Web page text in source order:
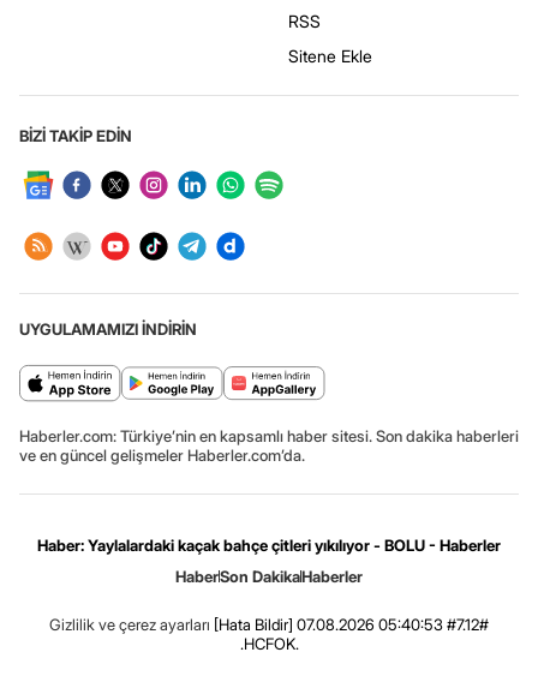
RSS
Sitene Ekle
BİZİ TAKİP EDİN
UYGULAMAMIZI İNDİRİN
Haberler.com: Türkiye’nin en kapsamlı haber sitesi. Son dakika haberleri
ve en güncel gelişmeler Haberler.com’da.
Haber: Yaylalardaki kaçak bahçe çitleri yıkılıyor - BOLU - Haberler
HaberSon DakikaHaberler
Gizlilik ve çerez ayarları [Hata Bildir] 07.08.2026 05:40:53 #7.12#
.HCFOK.